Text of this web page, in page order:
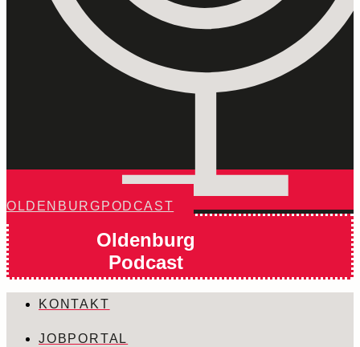
OLDENBURG PODCAST
Oldenburg
Podcast
KONTAKT
JOBPORTAL